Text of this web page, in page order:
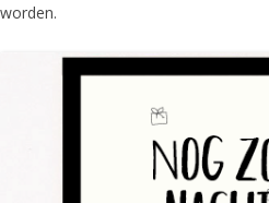
worden.